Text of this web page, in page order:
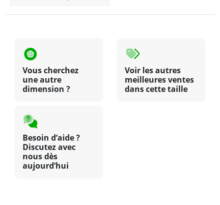
Vous cherchez
une autre
dimension ?
Voir les autres
meilleures ventes
dans cette taille
Besoin d’aide ?
Discutez avec
nous dès
aujourd’hui